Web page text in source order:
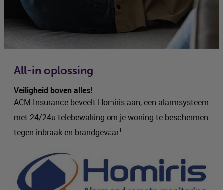
All-in oplossing
Veiligheid boven alles!
ACM Insurance beveelt Homiris aan, een alarmsysteem
met 24/24u telebewaking om je woning te beschermen
tegen inbraak en brandgevaar1.